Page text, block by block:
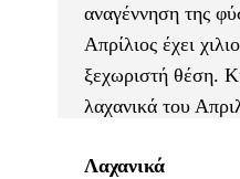
αναγέννηση της
Απρίλιος έχει
ξεχωριστή θέση.
λαχανικά του
Λαχανικά